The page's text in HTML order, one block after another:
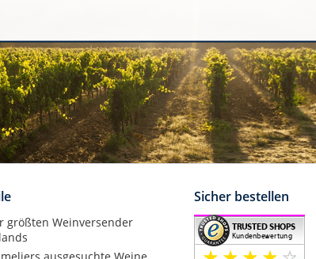
größten Weinversender
Sicher bestellen